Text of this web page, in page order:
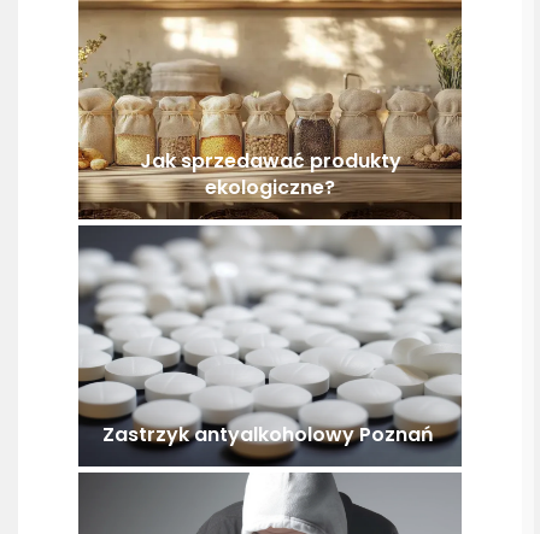
Jak sprzedawać produkty
ekologiczne?
Zastrzyk antyalkoholowy Poznań